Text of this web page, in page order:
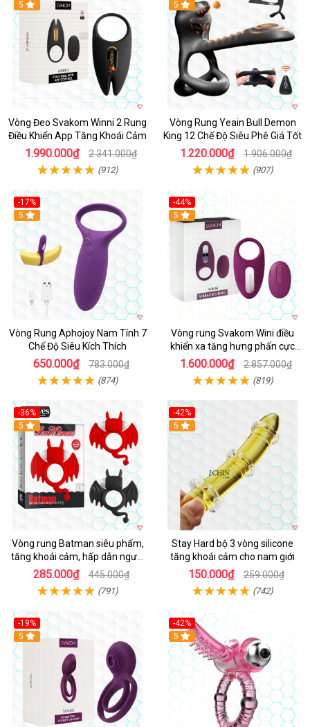
Hot
5
Vòng Đeo Svakom Winni 2 Rung
Điều Khiển App Tăng Khoái Cảm
1.990.000₫ 2.341.000₫
(912)
Hot
5
Vòng Rung Yeain Bull Demon
King 12 Chế Độ Siêu Phê Giá Tốt
1.220.000₫ 1.906.000₫
(907)
-17%
Hot
5
Vòng Rung Aphojoy Nam Tính 7
Chế Độ Siêu Kích Thích
650.000₫ 783.000₫
(874)
-44%
5
Vòng rung Svakom Wini điều
khiển xa tăng hưng phấn cực
đỉnh
1.600.000₫ 2.857.000₫
(819)
-36%
5
Vòng rung Batman siêu phẩm,
tăng khoái cảm, hấp dẫn người
dùng
285.000₫ 445.000₫
(791)
-42%
5
Stay Hard bộ 3 vòng silicone
tăng khoái cảm cho nam giới
150.000₫ 259.000₫
(742)
-19%
5
-42%
5